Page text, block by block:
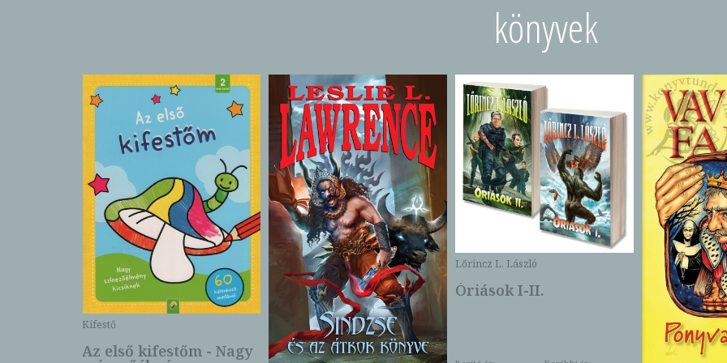
könyvek
Kifestő
Az első kifestőm - Nagy
Lőrincz L. László
Óriások I-II.